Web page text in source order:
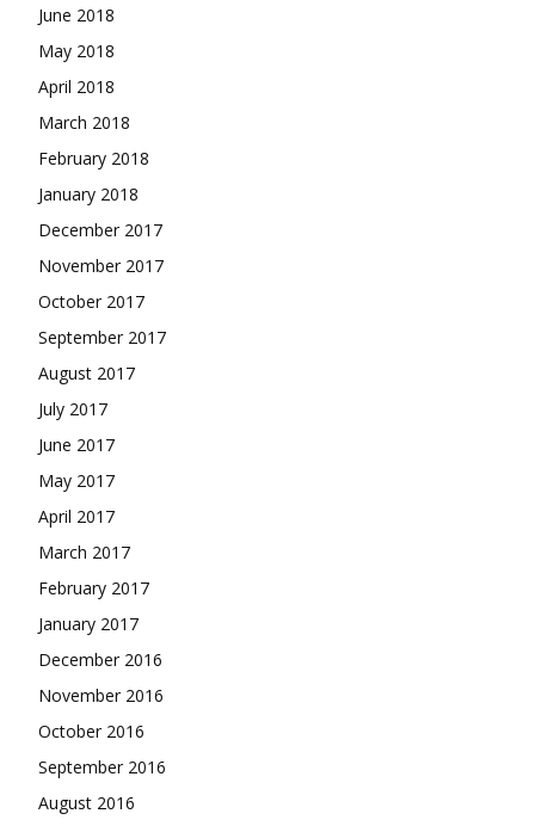
June 2018
May 2018
April 2018
March 2018
February 2018
January 2018
December 2017
November 2017
October 2017
September 2017
August 2017
July 2017
June 2017
May 2017
April 2017
March 2017
February 2017
January 2017
December 2016
November 2016
October 2016
September 2016
August 2016